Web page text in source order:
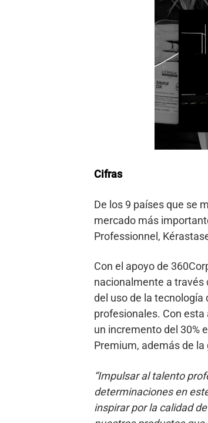
Cifras
De los 9 países que se
mercado más
Professionnel,
Con el apoyo de
nacionalmente a través
del uso de la tecnología
profesionales. Con
un incremento del 30%
Premium, además de
“Impulsar al talento
determinaciones en
inspirar por la calidad